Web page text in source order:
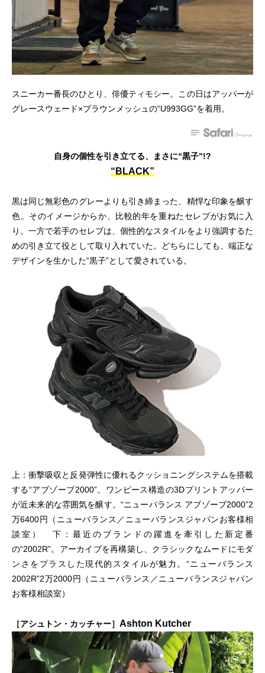
スニーカー番長のひとり、俳優ティモシー。この日はアッパーが
グレースウェード×ブラウンメッシュの“U993GG”を着用。
自身の個性を引き立てる、まさに“黒子”!?
“BLACK”
黒は同じ無彩色のグレーよりも引き締まった、精悍な印象を醸す
色。そのイメージからか、比較的年を重ねたセレブがお気に入
り。一方で若手のセレブは、個性的なスタイルをより強調するた
めの引き立て役として取り入れていた。どちらにしても、端正な
デザインを生かした“黒子”として愛されている。
上：衝撃吸収と反発弾性に優れるクッショニングシステムを搭載
する“アブゾーブ2000”。ワンピース構造の3Dプリントアッパー
が近未来的な雰囲気を醸す。“ニューバランス アブゾーブ2000”2
万6400円（ニューバランス／ニューバランスジャパンお客様相
談室） 下：最近のブランドの躍進を牽引した新定番
の“2002R”。アーカイブを再構築し、クラシックなムードにモダ
ンさをプラスした現代的スタイルが魅力。“ニューバランス
2002R”2万2000円（ニューバランス／ニューバランスジャパン
お客様相談室）
［アシュトン・カッチャー］ Ashton Kutcher